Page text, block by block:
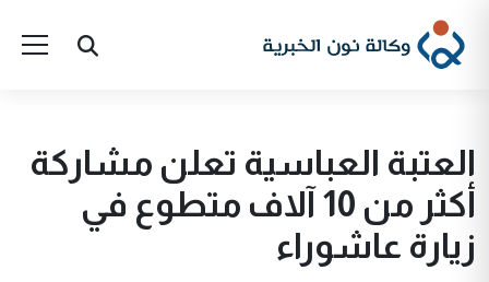
العتبة العباسية تعلن مشاركة
أكثر من 10 آلاف متطوع في
زيارة عاشوراء